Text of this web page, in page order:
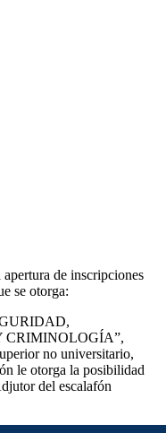
de inscripciones
se otorga:
CRIMINOLOGÍA”,
no universitario,
le otorga la posibilidad
del escalafón